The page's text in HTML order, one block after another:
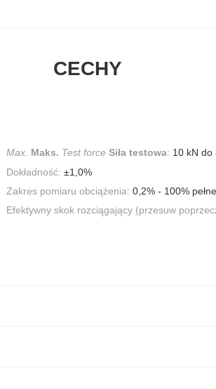
CECHY
Max. Maks. Test force Siła testowa: 10 kN do
Dokładność: ±1,0%
Zakres pomiaru obciążenia: 0,2% - 100%
Efektywny skok rozciągający (przesuw